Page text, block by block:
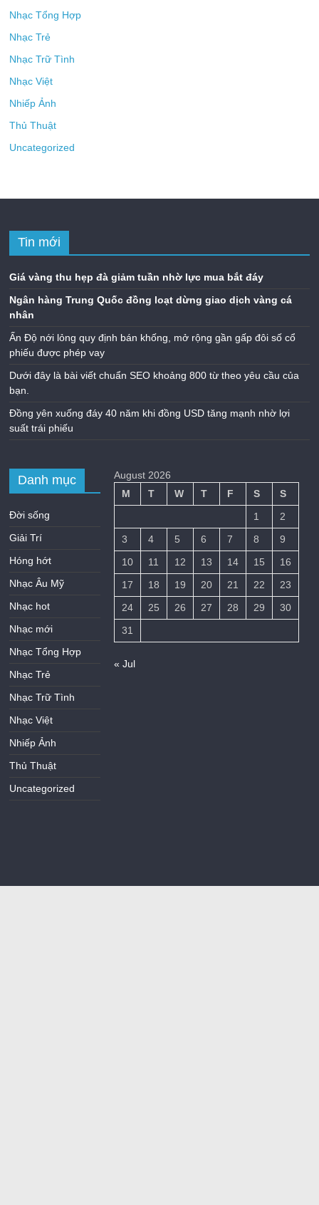
Nhạc Tổng Hợp
Nhạc Trẻ
Nhạc Trữ Tình
Nhạc Việt
Nhiếp Ảnh
Thủ Thuật
Uncategorized
Tin mới
Giá vàng thu hẹp đà giảm tuần nhờ lực mua bắt đáy
Ngân hàng Trung Quốc đồng loạt dừng giao dịch vàng cá
nhân
Ấn Độ nới lỏng quy định bán khống, mở rộng gần gấp đôi số cổ
phiếu được phép vay
Dưới đây là bài viết chuẩn SEO khoảng 800 từ theo yêu cầu của
bạn.
Đồng yên xuống đáy 40 năm khi đồng USD tăng mạnh nhờ lợi
suất trái phiếu
Danh mục
Đời sống
Giải Trí
Hóng hớt
Nhạc Âu Mỹ
Nhạc hot
Nhạc mới
Nhạc Tổng Hợp
Nhạc Trẻ
Nhạc Trữ Tình
Nhạc Việt
Nhiếp Ảnh
Thủ Thuật
Uncategorized
August 2026
M
T W T F S
S
1
2
3
4 5 6 7 8
9
10
11 12 13 14 15
16
17
18 19 20 21 22
23
24
25 26 27 28 29
30
31
« Jul